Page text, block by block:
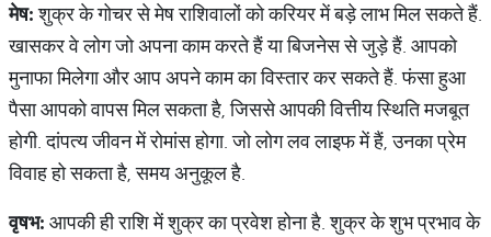
मेष:शुक्र के गोचर से मेष राशिवालों को करियर में बड़े लाभ मिल सकते हैं.
खासकर वे लोग जो अपना काम करते हैं या बिजनेस से जुड़े हैं. आपको
मुनाफा मिलेगा और आप अपने काम का विस्तार कर सकते हैं. फंसा हुआ
पैसा आपको वापस मिल सकता है, जिससे आपकी वित्तीय स्थिति मजबूत
होगी. दांपत्य जीवन में रोमांस होगा. जो लोग लव लाइफ में हैं, उनका प्रेम
विवाह हो सकता है, समय अनुकूल है.
वृषभ: आपकी ही राशि में शुक्र का प्रवेश होना है. शुक्र के शुभ प्रभाव के